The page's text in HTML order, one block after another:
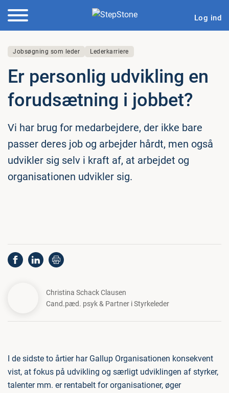
Log ind
Jobsøgning som leder Lederkarriere
Er personlig udvikling en
for­ud­sæt­ning i jobbet?
Vi har brug for medarbejdere, der ikke bare
passer deres job og arbejder hårdt, men også
udvikler sig selv i kraft af, at arbejdet og
organisationen udvikler sig.
Christina Schack Clausen
Cand.pæd. psyk & Partner i Styrkeleder
I de sidste to årtier har Gallup Organisationen konsekvent
vist, at fokus på udvikling og særligt udviklingen af styrker,
talenter mm. er rentabelt for organisationer, øger